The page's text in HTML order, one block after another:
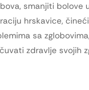
smanjiti bolove
hrskavice,
sa
zdravlje svojih